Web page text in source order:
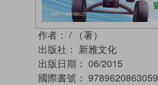
作者： / （著）
出版社： 新雅文化
出版日期： 06/2015
國際書號： 9789620863059